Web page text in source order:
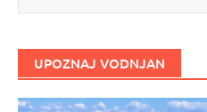
UPOZNAJ VODNJAN